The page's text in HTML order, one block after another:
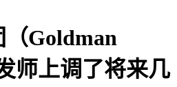
Goldman
师上调了将来几